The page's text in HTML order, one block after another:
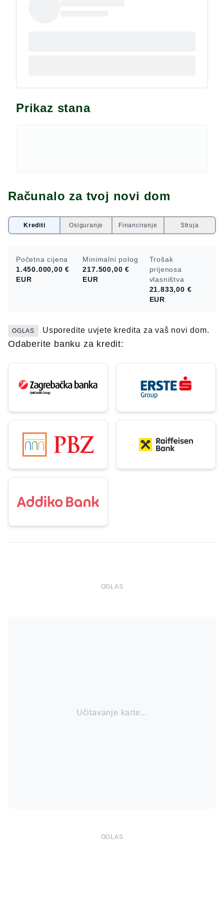
Prikaz stana
Računalo za tvoj novi dom
Krediti Osiguranje Financiranje Struja
Početna cijena
1.450.000,00 €
EUR
Minimalni polog
217.500,00 €
EUR
Trošak
prijenosa
vlasništva
21.833,00 €
EUR
OGLAS Usporedite uvjete kredita za vaš novi dom.
Odaberite banku za kredit:
OGLAS
Učitavanje karte...
OGLAS